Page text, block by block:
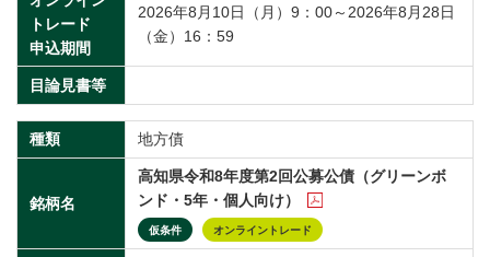
トレード
申込期間
2026年8月10日（月）9：00～2026年8月28日
（金）16：59
目論見書等
種類 地方債
銘柄名
高知県令和8年度第2回公募公債（グリーンボ
ンド・5年・個人向け）
仮条件 オンライントレード